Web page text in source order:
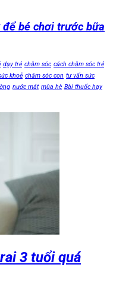
để bé chơi trước bữa
dạy trẻ chăm sóc cách chăm sóc trẻ
khoẻ chăm sóc con tư vấn sức
nước mát mùa hè Bài thuốc hay
3 tuổi quá